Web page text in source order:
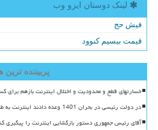
لینک دوستان ایزو وب
فیش حج
قیمت بیسیم کنوود
پربیننده ترین
خسارتهای قطع و محدودیت و اختلال اینترنت بازهم برای
در دولت رئیسی در بحران 1401 وعده دادند اینترنت به طور موقت قطع می شود اما ماندگار شد
آقای رئیس جمهوری دستور بازگشایی اینترنت را پیگیری